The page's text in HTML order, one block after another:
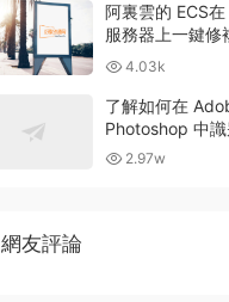
阿裏雲的 ECS
服務器上一鍵修
升級方法
4.03k
了解如何在
Photoshop 中識
的現有字體
2.97w
網友評論